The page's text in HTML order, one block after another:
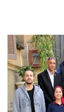
الأنظمة الذكية
الإعلام
تواصل معنا